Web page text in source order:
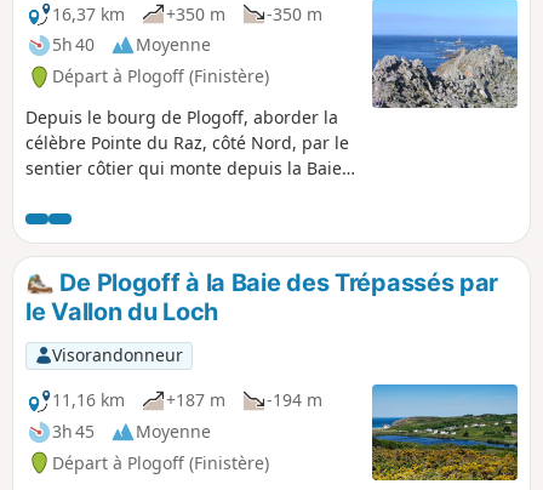
16,37 km
+350 m
-350 m
5h 40
Moyenne
Départ à Plogoff (Finistère)
Depuis le bourg de Plogoff, aborder la
célèbre Pointe du Raz, côté Nord, par le
sentier côtier qui monte depuis la Baie
Raz de Sein, le phare de la Vieille et plus
loin l'Île de Sein. Le parcours se
prolonge par la côte Sud en suivant le
GR® ®34.
De Plogoff à la Baie des Trépassés par
le Vallon du Loch
Visorandonneur
11,16 km
+187 m
-194 m
3h 45
Moyenne
Départ à Plogoff (Finistère)